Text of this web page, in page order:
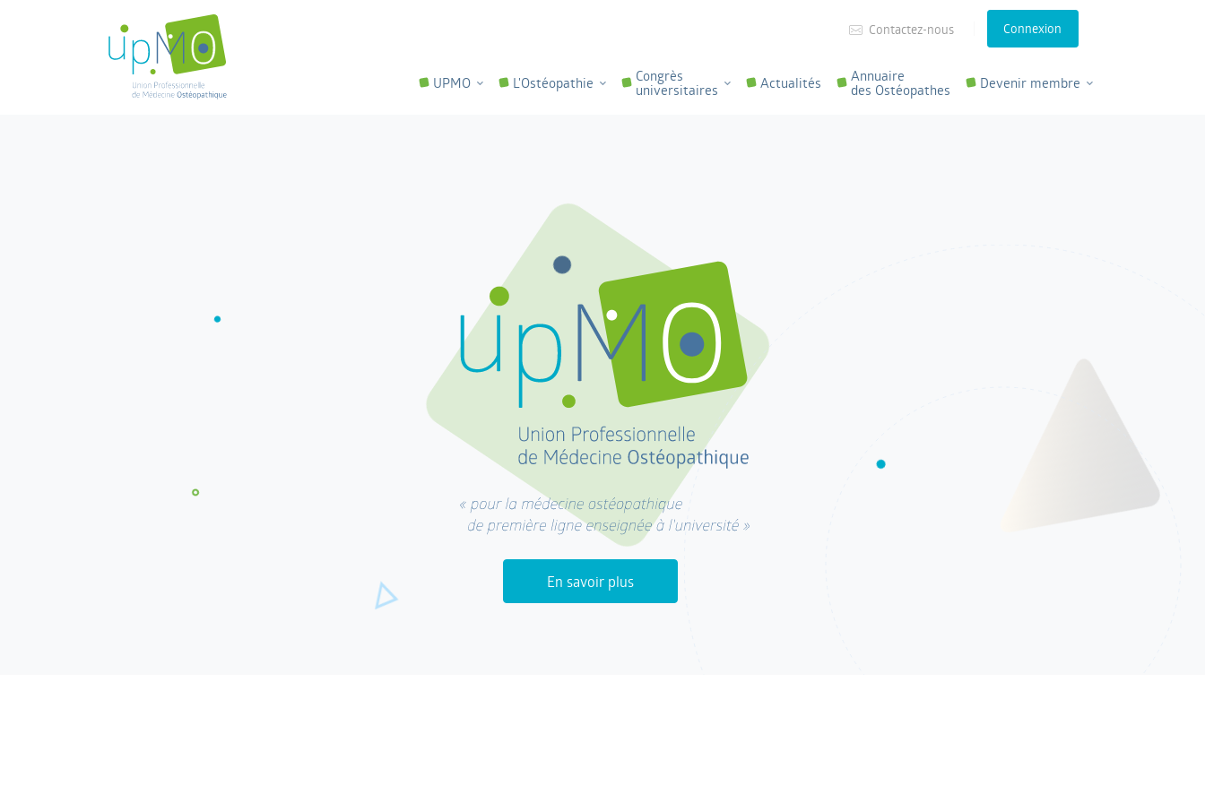
Contactez-nous Connexion
UPMO L'Ostéopathie
Congrès
universitaires
Actualités
Annuaire
des Ostéopathes
Devenir membre
En savoir plus